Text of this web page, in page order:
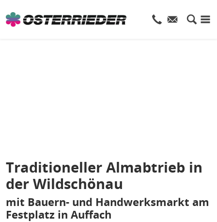
Traditioneller Almabtrieb in
der Wildschönau
mit Bauern- und Handwerksmarkt am
Festplatz in Auffach